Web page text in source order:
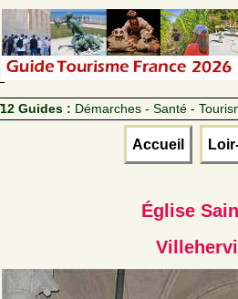
12 Guides : Démarches - Santé -
Accueil
Église